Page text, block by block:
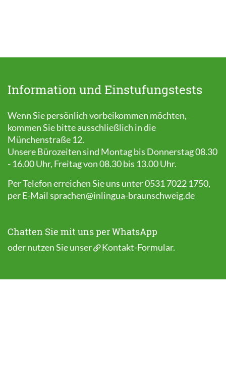
Information und Einstufungstests
Wenn Sie persönlich vorbeikommen möchten,
kommen Sie bitte ausschließlich in die
Münchenstraße 12.
Unsere Bürozeiten sind Montag bis Donnerstag 08.30
- 16.00 Uhr, Freitag von 08.30 bis 13.00 Uhr.
Per Telefon erreichen Sie uns unter 0531 7022 1750,
per E-Mail sprachen@inlingua-braunschweig.de
Chatten Sie mit uns per WhatsApp
oder nutzen Sie unser Kontakt-Formular.